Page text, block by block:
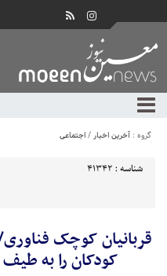
گروه : آخرین اخبار/اجتماعی
شناسه : 41342
قربانیان کوچک فناوری/
کودکان را به